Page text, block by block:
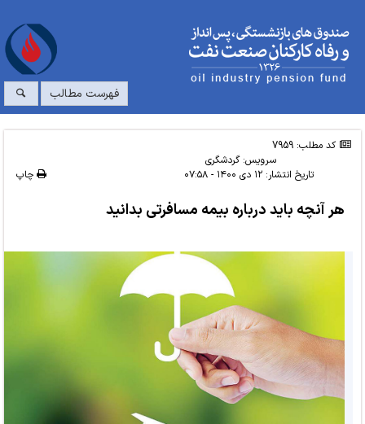
فهرست مطالب
کد مطلب: 7959
سرویس:گردشگری
تاریخ انتشار:۱۲ دی ۱۴۰۰ - ۰۷:۵۸ چاپ
هر آنچه باید درباره بیمه مسافرتی بدانید